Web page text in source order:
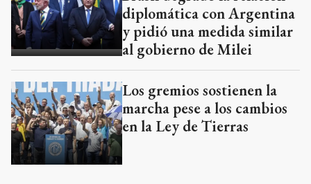
diplomática con Argentina
y pidió una medida similar
al gobierno de Milei
Los gremios sostienen la
marcha pese a los cambios
en la Ley de Tierras